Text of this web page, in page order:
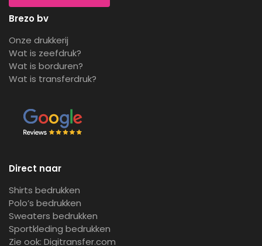
Brezo bv
Onze drukkerij
Wat is zeefdruk?
Wat is borduren?
Wat is transferdruk?
Direct naar
Shirts bedrukken
Polo’s bedrukken
Sweaters bedrukken
Sportkleding bedrukken
Zie ook: Digitransfer.com